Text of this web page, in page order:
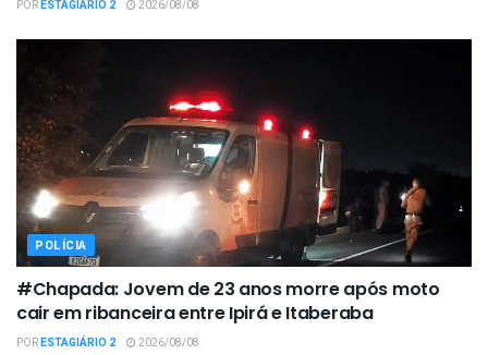
PORESTAGIÁRIO 2 2026/08/08
POLÍCIA
#Chapada: Jovem de 23 anos morre após moto
cair em ribanceira entre Ipirá e Itaberaba
PORESTAGIÁRIO 2 2026/08/08